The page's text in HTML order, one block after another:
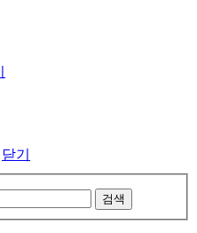
닫기
검색